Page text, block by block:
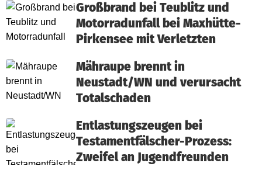
Großbrand bei Teublitz und
Motorradunfall bei Maxhütte-
Pirkensee mit Verletzten
Mähraupe brennt in
Neustadt/WN und verursacht
Totalschaden
Entlastungszeugen bei
Testamentfälscher-Prozess:
Zweifel an Jugendfreunden